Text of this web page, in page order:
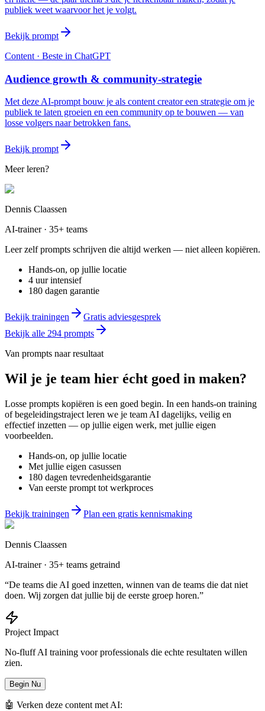
publiek weet waarvoor het je volgt.
Bekijk prompt
Content · Beste in ChatGPT
Audience growth & community-strategie
Met deze AI-prompt bouw je als content creator een strategie om je
publiek te laten groeien en een community op te bouwen — van
losse volgers naar betrokken fans.
Bekijk prompt
Meer leren?
Dennis Claassen
AI-trainer · 35+ teams
Leer zelf prompts schrijven die altijd werken — niet alleen kopiëren.
Hands-on, op jullie locatie
4 uur intensief
180 dagen garantie
Bekijk trainingen
Gratis adviesgesprek
Bekijk alle 294 prompts
Van prompts naar resultaat
Wil je je team hier écht goed in maken?
Losse prompts kopiëren is een goed begin. In een hands-on training
of begeleidingstraject leren we je team AI dagelijks, veilig en
effectief inzetten — op jullie eigen werk, met jullie eigen
voorbeelden.
Hands-on, op jullie locatie
Met jullie eigen casussen
180 dagen tevredenheidsgarantie
Van eerste prompt tot werkproces
Bekijk trainingen Plan een gratis kennismaking
Dennis Claassen
AI-trainer · 35+ teams getraind
“De teams die AI goed inzetten, winnen van de teams die dat niet
doen. Wij zorgen dat jullie bij de eerste groep horen.”
Project Impact
No-fluff AI training voor professionals die echte resultaten willen
zien.
Begin Nu
🤖 Verken deze content met AI: